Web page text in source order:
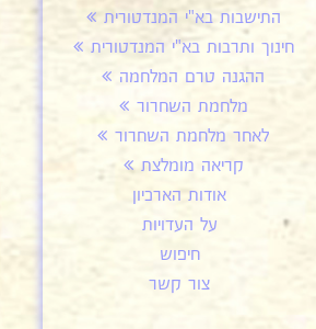
התישבות בא"י המנדטורית
חינוך ותרבות בא"י המנדטורית
ההגנה טרם המלחמה
מלחמת השחרור
לאחר מלחמת השחרור
קריאה מומלצת
אודות הארכיון
על העדויות
חיפוש
צור קשר